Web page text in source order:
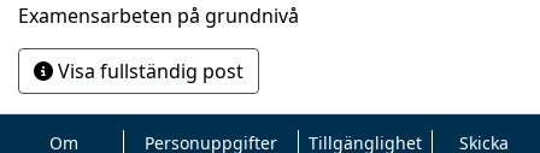
Examensarbeten på grundnivå
Visa fullständig post
Om Personuppgifter Tillgänglighet Skicka